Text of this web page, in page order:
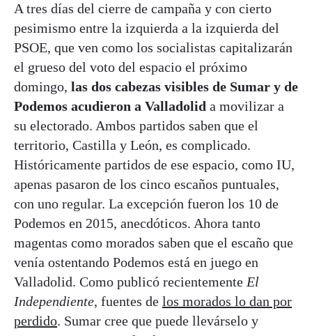
A tres días del cierre de campaña y con cierto
pesimismo entre la izquierda a la izquierda del
PSOE, que ven como los socialistas capitalizarán
el grueso del voto del espacio el próximo
domingo, las dos cabezas visibles de Sumar y de
Podemos acudieron a Valladolid a movilizar a
su electorado. Ambos partidos saben que el
territorio, Castilla y León, es complicado.
Históricamente partidos de ese espacio, como IU,
apenas pasaron de los cinco escaños puntuales,
con uno regular. La excepción fueron los 10 de
Podemos en 2015, anecdóticos. Ahora tanto
magentas como morados saben que el escaño que
venía ostentando Podemos está en juego en
Valladolid. Como publicó recientemente El
Independiente, fuentes de los morados lo dan por
perdido. Sumar cree que puede llevárselo y